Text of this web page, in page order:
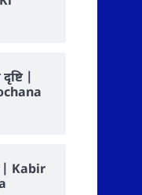
|
| Kabir